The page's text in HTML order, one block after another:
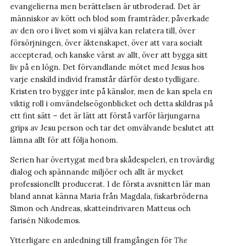
evangelierna men berättelsen är utbroderad. Det är
människor av kött och blod som framträder, påverkade
av den oro i livet som vi själva kan relatera till, över
försörjningen, över äktenskapet, över att vara socialt
accepterad, och kanske värst av allt, över att bygga sitt
liv på en lögn. Det förvandlande mötet med Jesus hos
varje enskild individ framstår därför desto tydligare.
Kristen tro bygger inte på känslor, men de kan spela en
viktig roll i omvändelseögonblicket och detta skildras på
ett fint sätt – det är lätt att förstå varför lärjungarna
grips av Jesu person och tar det omvälvande beslutet att
lämna allt för att följa honom.
Serien har övertygat med bra skådespeleri, en trovärdig
dialog och spännande miljöer och allt är mycket
professionellt producerat. I de första avsnitten lär man
bland annat känna Maria från Magdala, fiskarbröderna
Simon och Andreas, skatteindrivaren Matteus och
farisén Nikodemos.
Ytterligare en anledning till framgången för The